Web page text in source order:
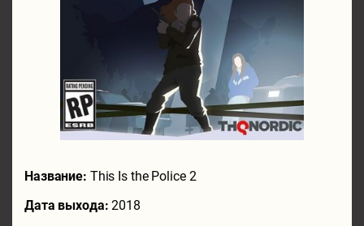
Название: This Is the Police 2
Дата выхода:2018